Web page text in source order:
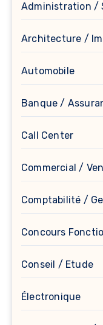
Administration /
Architecture /
Automobile
Banque /
Call Center
Commercial /
Comptabilité /
Concours
Conseil / Etude
Électronique